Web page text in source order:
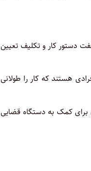
دستور کار و تکلیف تعیین
هستند که کار را طولانی
برای کمک به دستگاه قضایی